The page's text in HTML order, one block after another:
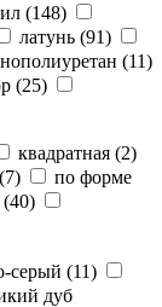
(148)
латунь (91)
(11)
(25)
квадратная (2)
7)
по форме
(40)
серый (11)
дуб